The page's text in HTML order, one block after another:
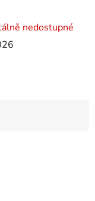
nedostupné